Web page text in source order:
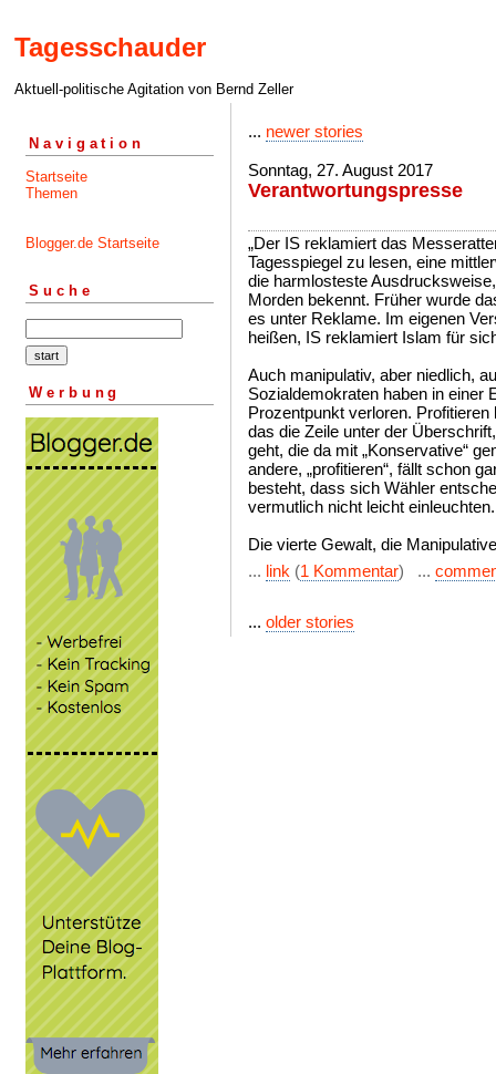
Tagesschauder
Aktuell-politische Agitation von Bernd Zeller
Navigation
Startseite
Themen
Blogger.de Startseite
Suche
Werbung
... newer stories
Sonntag, 27. August 2017
Verantwortungspresse
„Der IS reklamiert das
Tagesspiegel zu lesen, eine
die harmlosteste
Morden bekennt. Früher wurde
es unter Reklame. Im eigenen
heißen, IS reklamiert Islam für
Auch manipulativ, aber niedlich,
Sozialdemokraten haben in einer
Prozentpunkt verloren.
das die Zeile unter der
geht, die da mit „Konservative“
andere, „profitieren“, fällt schon
besteht, dass sich Wähler
vermutlich nicht leicht einleuchten.
Die vierte Gewalt, die
... link (1 Kommentar) ...
... older stories